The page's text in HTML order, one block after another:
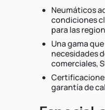
Neumáticos
condiciones
para las
Una gama
necesidades
comerciales,
garantía de